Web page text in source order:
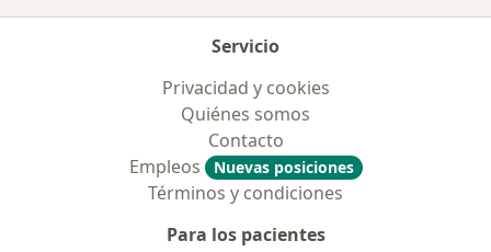
Servicio
Privacidad y cookies
Quiénes somos
Contacto
Empleos
Nuevas posiciones
Términos y condiciones
Para los pacientes